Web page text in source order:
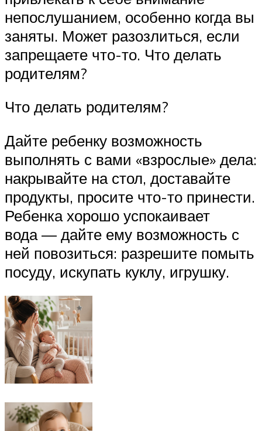
непослушанием, особенно когда вы
заняты. Может разозлиться, если
запрещаете что-то. Что делать
родителям?
Что делать родителям?
Дайте ребенку возможность
выполнять с вами «взрослые» дела:
накрывайте на стол, доставайте
продукты, просите что-то принести.
Ребенка хорошо успокаивает
вода — дайте ему возможность с
ней повозиться: разрешите помыть
посуду, искупать куклу, игрушку.